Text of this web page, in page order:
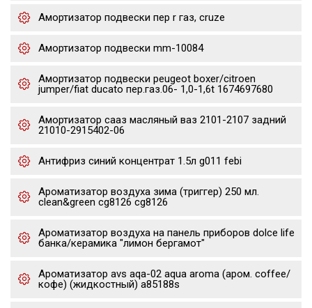
Амортизатор подвески пер r газ, cruze
Амортизатор подвески mm-10084
Амортизатор подвески peugeot boxer/citroen
jumper/fiat ducato пер.газ.06- 1,0-1,6t 1674697680
Амортизатор сааз масляный ваз 2101-2107 задний
21010-2915402-06
Антифриз синий концентрат 1.5л g011 febi
Ароматизатор воздуха зима (триггер) 250 мл.
clean&green cg8126 cg8126
Ароматизатор воздуха на панель приборов dolce life
банка/керамика "лимон бергамот"
Ароматизатор avs aqa-02 aqua aroma (аром. coffee/
кофе) (жидкостный) a85188s